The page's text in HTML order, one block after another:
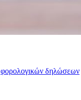
φορολογικών δηλώσεων